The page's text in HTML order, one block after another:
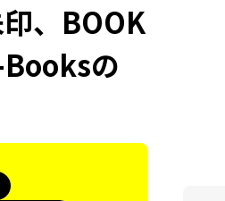
、BOOK
Booksの